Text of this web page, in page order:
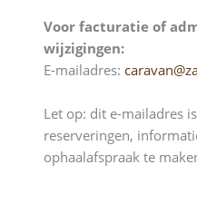
Voor facturatie of
wijzigingen:
E-mailadres:
Let op: dit e-mailadres
reserveringen,
ophaalafspraak te